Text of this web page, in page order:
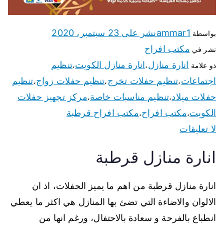
بواسطة ammar1نشر على 23 سبتمبر، 2020
نشر في مكتب افراح
ذو علامة انارة منازل،انارة منازل الكويت،تنظيم
اجتماعات،تنظيم حفلات تخرج،تنظيم حفلات زواج،تنظيم
حفلات ميلاد،تنظيم مناسبات خاصة،مركز تجهيز حفلات
الكويت،مكتب افراح،مكتب افراح قرطبة
لا تعليقات
انارة منازل قرطبة
انارة منازل قرطبة من اهم ما يميز الحفلات، اذ ان
الالوان والاضاءة التي تضئ بها المنازل هي اكثر ما يعطي
انطباع بالفرحة و سعادة بالاحتفال، ورغم انها من